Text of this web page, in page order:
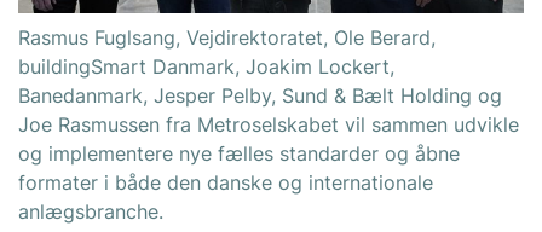
Rasmus Fuglsang, Vejdirektoratet, Ole Berard,
buildingSmart Danmark, Joakim Lockert,
Banedanmark, Jesper Pelby, Sund & Bælt Holding og
Joe Rasmussen fra Metroselskabet vil sammen udvikle
og implementere nye fælles standarder og åbne
formater i både den danske og internationale
anlægsbranche.